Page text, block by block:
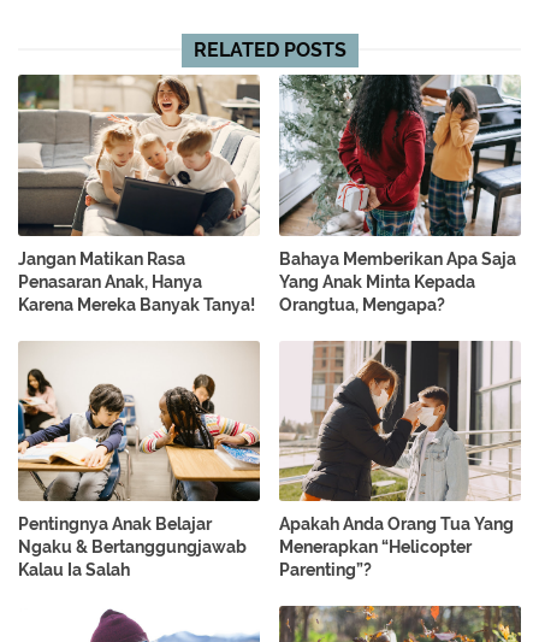
RELATED POSTS
Jangan Matikan Rasa
Penasaran Anak, Hanya
Karena Mereka Banyak Tanya!
Bahaya Memberikan Apa Saja
Yang Anak Minta Kepada
Orangtua, Mengapa?
Pentingnya Anak Belajar
Ngaku & Bertanggungjawab
Kalau Ia Salah
Apakah Anda Orang Tua Yang
Menerapkan “Helicopter
Parenting”?